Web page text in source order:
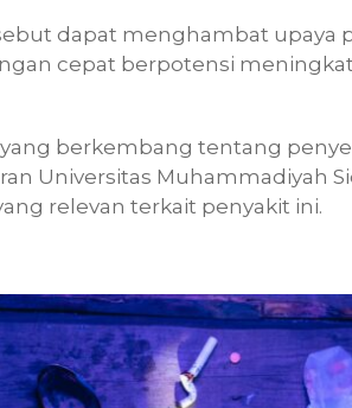
dapat menghambat upaya
cepat berpotensi
berkembang tentang
Universitas Muhammadiyah
relevan terkait penyakit ini.